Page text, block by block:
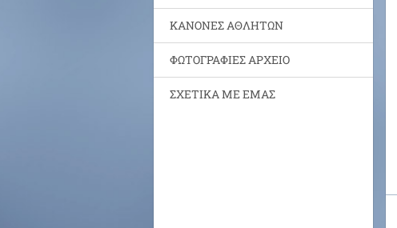
ΚΑΝΟΝΕΣ ΑΘΛΗΤΩΝ
ΦΩΤΟΓΡΑΦΙΕΣ ΑΡΧΕΙΟ
ΣΧΕΤΙΚΑ ΜΕ ΕΜΑΣ